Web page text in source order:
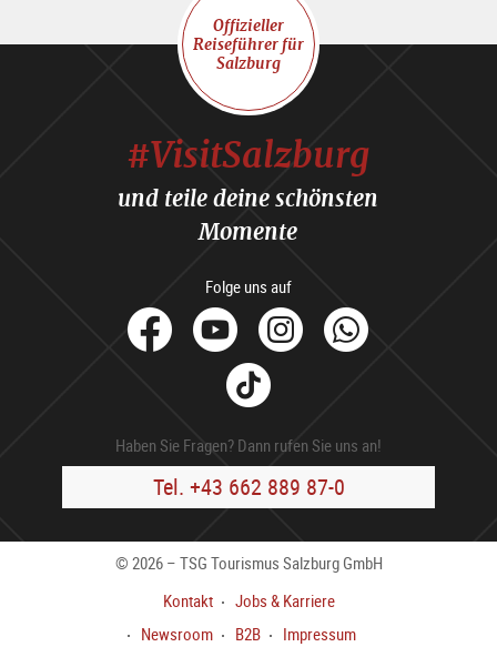
Offizieller
Reiseführer für
Salzburg
#VisitSalzburg
und teile deine schönsten
Momente
Folge uns auf
facebook
YoutubeInstagram
Tik
Tok
Haben Sie Fragen? Dann rufen Sie uns an!
Tel. +43 662 889 87-0
© 2026 – TSG Tourismus Salzburg GmbH
Kontakt
Jobs & Karriere
Newsroom
B2B Impressum